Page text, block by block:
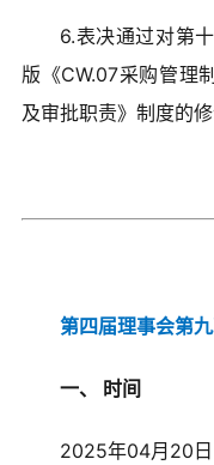
6.表决通过对第
版《CW.07采购管理
及审批职责》制度的
第四届理事会第
一、 时间
2025年04月20日